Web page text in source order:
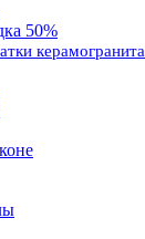
50%
керамогранита